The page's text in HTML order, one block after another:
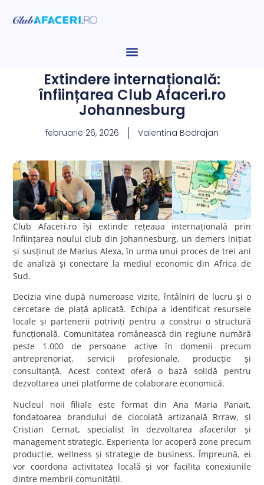
Extindere internațională:
înființarea Club Afaceri.ro
Johannesburg
februarie 26, 2026 Valentina Badrajan
Club Afaceri.ro își extinde rețeaua internațională prin
înființarea noului club din Johannesburg, un demers inițiat
și susținut de Marius Alexa, în urma unui proces de trei ani
de analiză și conectare la mediul economic din Africa de
Sud.
Decizia vine după numeroase vizite, întâlniri de lucru și o
cercetare de piață aplicată. Echipa a identificat resursele
locale și partenerii potriviți pentru a construi o structură
funcțională. Comunitatea românească din regiune numără
peste 1.000 de persoane active în domenii precum
antreprenoriat, servicii profesionale, producție și
consultanță. Acest context oferă o bază solidă pentru
dezvoltarea unei platforme de colaborare economică.
Nucleul noii filiale este format din Ana Maria Panait,
fondatoarea brandului de ciocolată artizanală Rrraw, și
Cristian Cernat, specialist în dezvoltarea afacerilor și
management strategic. Experiența lor acoperă zone precum
producție, wellness și strategie de business. Împreună, ei
vor coordona activitatea locală și vor facilita conexiunile
dintre membrii comunității.